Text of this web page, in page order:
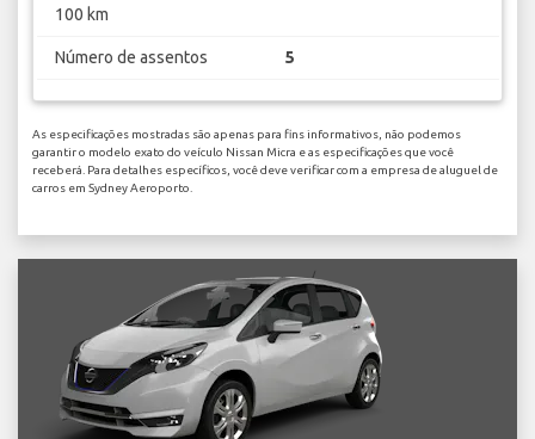
100 km
Número de assentos 5
As especificações mostradas são apenas para fins informativos, não podemos
garantir o modelo exato do veículo Nissan Micra e as especificações que você
receberá. Para detalhes específicos, você deve verificar com a empresa de aluguel de
carros em Sydney Aeroporto.